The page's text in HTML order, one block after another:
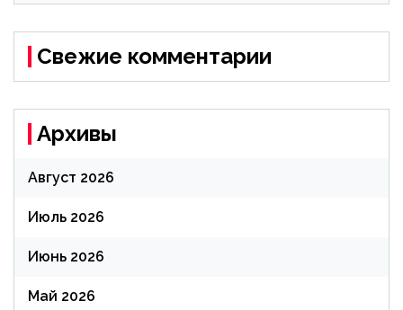
Свежие комментарии
Архивы
Август 2026
Июль 2026
Июнь 2026
Май 2026